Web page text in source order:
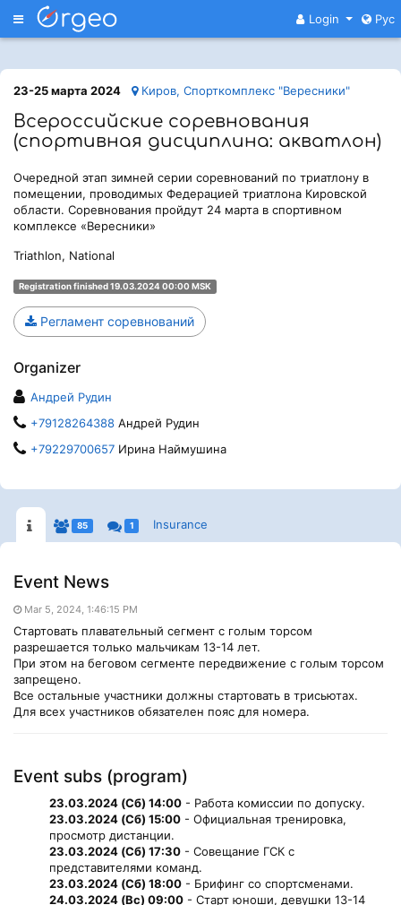
Меню Login Рус
23-25 марта 2024 Киров, Спорткомплекс "Вересники"
Всероссийские соревнования
(спортивная дисциплина: акватлон)
Очередной этап зимней серии соревнований по триатлону в
помещении, проводимых Федерацией триатлона Кировской
области. Соревнования пройдут 24 марта в спортивном
комплексе «Вересники»
Triathlon, National
Registration finished 19.03.2024 00:00 MSK
Регламент соревнований
Organizer
Андрей Рудин
+79128264388 Андрей Рудин
+79229700657 Ирина Наймушина
85 1 Insurance
Event News
Mar 5, 2024, 1:46:15 PM
Стартовать плавательный сегмент с голым торсом
разрешается только мальчикам 13-14 лет.
При этом на беговом сегменте передвижение с голым торсом
запрещено.
Все остальные участники должны стартовать в трисьютах.
Для всех участников обязателен пояс для номера.
Event subs (program)
23.03.2024 (Сб) 14:00 - Работа комиссии по допуску.
23.03.2024 (Сб) 15:00 - Официальная тренировка,
просмотр дистанции.
23.03.2024 (Сб) 17:30 - Совещание ГСК с
представителями команд.
23.03.2024 (Сб) 18:00 - Брифинг со спортсменами.
24.03.2024 (Вс) 09:00 - Старт юноши, девушки 13-14